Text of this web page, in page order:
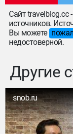
Сайт travelblog.cc
источников.
Вы можете
недостоверной.
Другие
snob.ru